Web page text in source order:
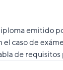
emitido
caso de
de